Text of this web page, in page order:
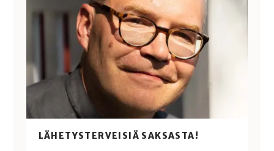
LÄHETYSTERVEISIÄ SAKSASTA!